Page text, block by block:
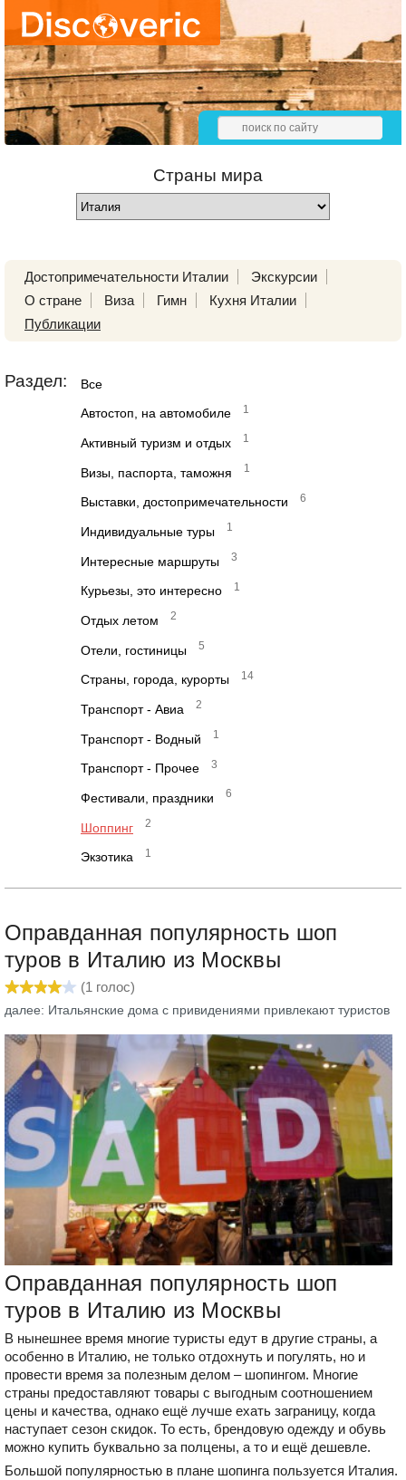
Страны мира
Достопримечательности Италии
Экскурсии
О стране
Виза Гимн
Кухня Италии
Публикации
Раздел: Все
Автостоп, на автомобиле 1
Активный туризм и отдых 1
Визы, паспорта, таможня 1
Выставки, достопримечательности 6
Индивидуальные туры 1
Интересные маршруты 3
Курьезы, это интересно 1
Отдых летом 2
Отели, гостиницы 5
Страны, города, курорты 14
Транспорт - Авиа 2
Транспорт - Водный 1
Транспорт - Прочее 3
Фестивали, праздники 6
Шоппинг 2
Экзотика 1
Оправданная популярность шоп
туров в Италию из Москвы
(1 голос)
далее: Итальянские дома с привидениями привлекают туристов
Оправданная популярность шоп
туров в Италию из Москвы
В нынешнее время многие туристы едут в другие страны, а
особенно в Италию, не только отдохнуть и погулять, но и
провести время за полезным делом – шопингом. Многие
страны предоставляют товары с выгодным соотношением
цены и качества, однако ещё лучше ехать заграницу, когда
наступает сезон скидок. То есть, брендовую одежду и обувь
можно купить буквально за полцены, а то и ещё дешевле.
Большой популярностью в плане шопинга пользуется Италия.